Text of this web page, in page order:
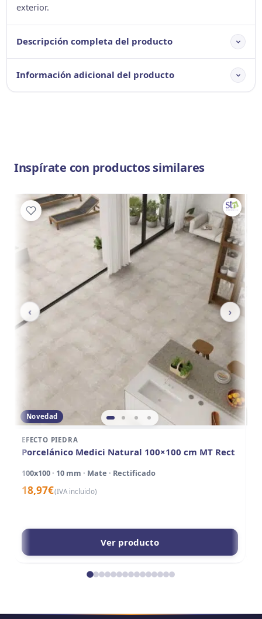
exterior.
Descripción completa del producto
Información adicional del producto
Inspírate con productos similares
Novedad
‹ ›
EFECTO PIEDRA
Porcelánico Medici Natural 100×100 cm MT Rect
100x100 · 10 mm · Mate · Rectificado
18,97€(IVA incluido)
Ver producto